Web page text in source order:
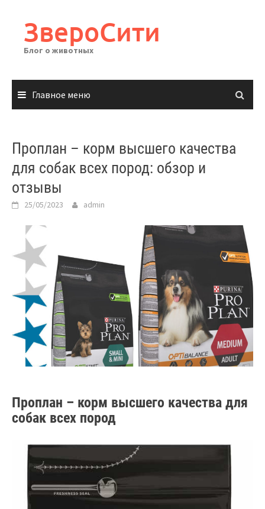
содержимому
ЗвероСити
Блог о животных
Главное меню
Проплан – корм высшего качества
для собак всех пород: обзор и
отзывы
25/05/2023 admin
Проплан – корм высшего качества для
собак всех пород